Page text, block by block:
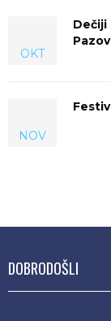
OKT
Dečiji
NOV
DOBRODOŠLI